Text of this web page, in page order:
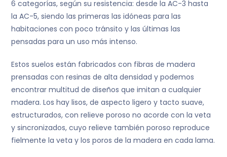
6 categorías, según su resistencia: desde la AC-3 hasta
la AC-5, siendo las primeras las idóneas para las
habitaciones con poco tránsito y las últimas las
pensadas para un uso más intenso.
Estos suelos están fabricados con fibras de madera
prensadas con resinas de alta densidad y podemos
encontrar multitud de diseños que imitan a cualquier
madera. Los hay lisos, de aspecto ligero y tacto suave,
estructurados, con relieve poroso no acorde con la veta
y sincronizados, cuyo relieve también poroso reproduce
fielmente la veta y los poros de la madera en cada lama.